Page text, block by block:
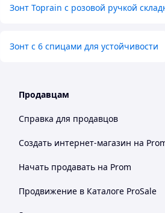
Зонт Toprain с розовой ручкой
Зонт с 6 спицами для устойчивости
Продавцам
Справка для продавцов
Создать интернет-магазин на
Начать продавать на Prom
Продвижение в Каталоге ProSale